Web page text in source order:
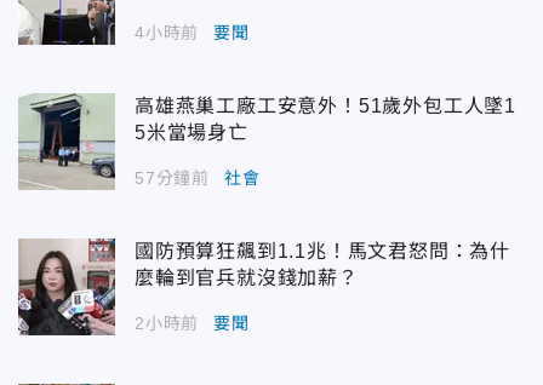
4小時前 要聞
高雄燕巢工廠工安意外！51歲外包工人墜1
5米當場身亡
57分鐘前 社會
國防預算狂飆到1.1兆！馬文君怒問：為什
麼輪到官兵就沒錢加薪？
2小時前 要聞